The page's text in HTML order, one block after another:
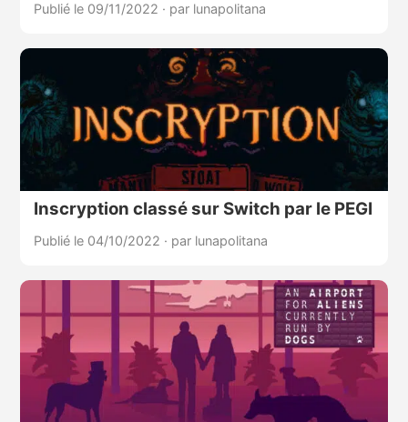
Publié le 09/11/2022 · par lunapolitana
Inscryption classé sur Switch par le PEGI
Publié le 04/10/2022 · par lunapolitana